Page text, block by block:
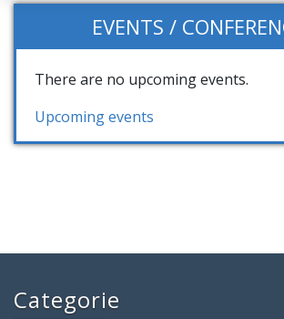
EVENTS /
There are no upcoming events.
Upcoming events
Categorie